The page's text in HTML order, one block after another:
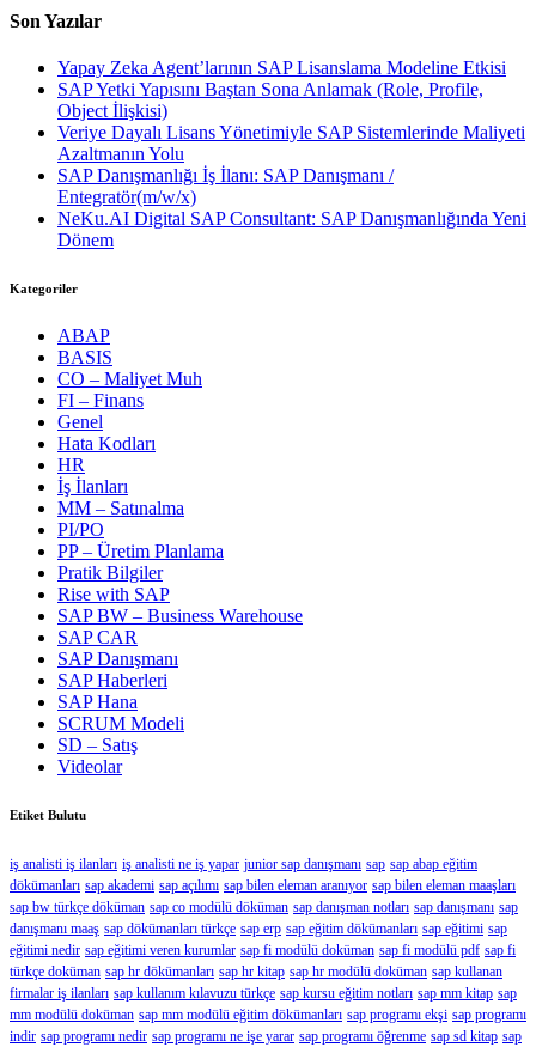
Son Yazılar
Yapay Zeka Agent’larının SAP Lisanslama Modeline Etkisi
SAP Yetki Yapısını Baştan Sona Anlamak (Role, Profile,
Object İlişkisi)
Veriye Dayalı Lisans Yönetimiyle SAP Sistemlerinde Maliyeti
Azaltmanın Yolu
SAP Danışmanlığı İş İlanı: SAP Danışmanı /
Entegratör(m/w/x)
NeKu.AI Digital SAP Consultant: SAP Danışmanlığında Yeni
Dönem
Kategoriler
ABAP
BASIS
CO – Maliyet Muh
FI – Finans
Genel
Hata Kodları
HR
İş İlanları
MM – Satınalma
PI/PO
PP – Üretim Planlama
Pratik Bilgiler
Rise with SAP
SAP BW – Business Warehouse
SAP CAR
SAP Danışmanı
SAP Haberleri
SAP Hana
SCRUM Modeli
SD – Satış
Videolar
Etiket Bulutu
iş analisti iş ilanları iş analisti ne iş yapar junior sap danışmanı sap sap abap eğitim
dökümanları sap akademi sap açılımı sap bilen eleman aranıyor sap bilen eleman maaşları
sap bw türkçe döküman sap co modülü döküman sap danışman notları sap danışmanı sap
danışmanı maaş sap dökümanları türkçe sap erp sap eğitim dökümanları sap eğitimi sap
eğitimi nedir sap eğitimi veren kurumlar sap fi modülü doküman sap fi modülü pdf sap fi
türkçe doküman sap hr dökümanları sap hr kitap sap hr modülü doküman sap kullanan
firmalar iş ilanları sap kullanım kılavuzu türkçe sap kursu eğitim notları sap mm kitap sap
mm modülü doküman sap mm modülü eğitim dökümanları sap programı ekşi sap programı
indir sap programı nedir sap programı ne işe yarar sap programı öğrenme sap sd kitap sap